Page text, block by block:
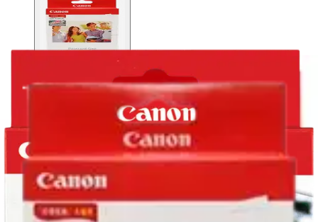
Canon KP-36IP CP-100 36
arkkia + väri
16,96 €